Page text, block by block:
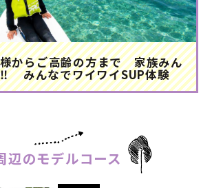
からご高齢の方まで 家族みん
みんなでワイワイSUP体験
辺のモデルコース